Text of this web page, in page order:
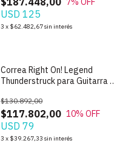
USD 125
3 x $62.482,67sin interés
Correa Right On! Legend
Thunderstruck para Guitarra y
$117.802,00
$130.892,00
10% OFF
USD 79
3 x $39.267,33 sin interés